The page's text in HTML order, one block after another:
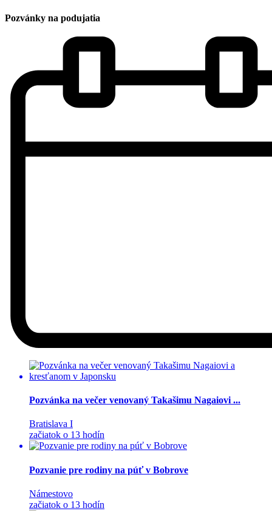
Pozvánky na podujatia
Pozvánka na večer venovaný Takašimu Nagaiovi ...
Bratislava I
začiatok o 13 hodín
Pozvanie pre rodiny na púť v Bobrove
Námestovo
začiatok o 13 hodín